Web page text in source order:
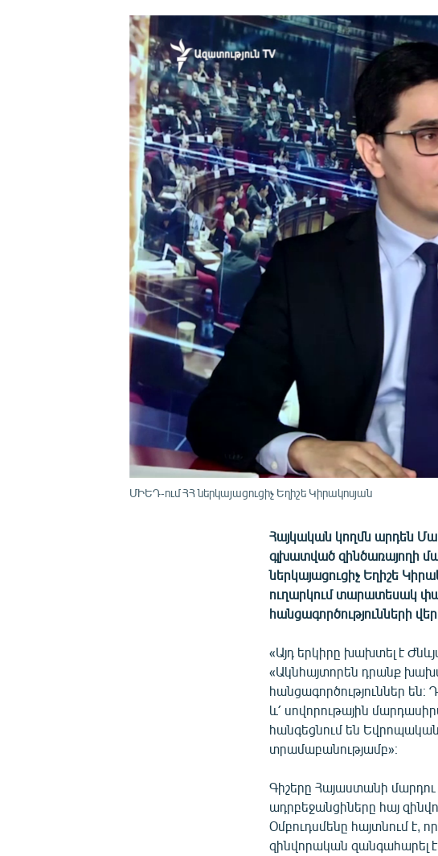
ՄԵԿՆԱԲԱՆՈՒԹՅՈՒՆ
ՁԳՏԵԼՈՎ ԼԱՎԱԳՈՒՅՆԻՆ
ՄԻԵԴ-ում ՀՀ ներկայացուցիչ Եղիշե Կիրակոսյան
Հայկական կողմն արդեն
գլխատված զինծառայողի
ներկայացուցիչ Եղիշե
ուղարկում տարատեսակ
հանցագործությունների
«Այդ երկիրը խախտել է
«Ակնհայտորեն դրանք
հանցագործություններ
և՛ սովորութային
հանգեցնում են
տրամաբանությամբ»։
Գիշերը Հայաստանի
ադրբեջանցիները հայ
Օմբուդսմենը հայտնում է,
զինվորական զանգահարել է